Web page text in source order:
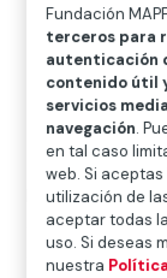
 50
 Simposio
Entre los
de nuestro50
encuentro
Fundación
terceros para
autenticación
contenido útil
servicios
navegación.
en tal caso
web. Si
utilización de
aceptar todas
uso. Si deseas
nuestra